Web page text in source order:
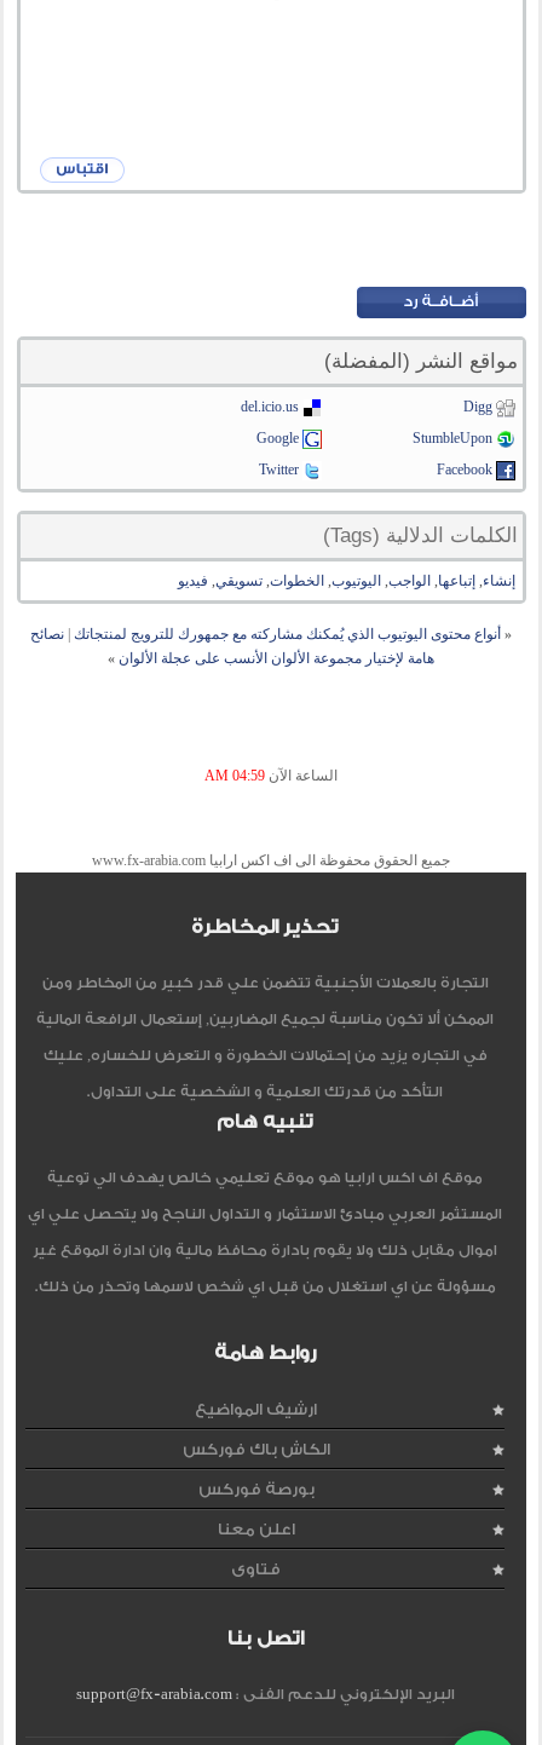
مواقع النشر (المفضلة)
Digg
del.icio.us
StumbleUpon
Google
Facebook
Twitter
الكلمات الدلالية (Tags)
إنشاء, إتباعها, الواجب, اليوتيوب, الخطوات,تسويقي, فيديو
« أنواع محتوى اليوتيوب الذي يُمكنك مشاركته مع جمهورك للترويج لمنتجاتك نصائح
هامة لإختيار مجموعة الألوان الأنسب على عجلة الألوان »
الساعة الآن 04:59 AM
جميع الحقوق محفوظة الى اف اكس ارابيا www.fx-arabia.com
تحذير المخاطرة
التجارة بالعملات الأجنبية تتضمن علي قدر كبير من المخاطر ومن
الممكن ألا تكون مناسبة لجميع المضاربين, إستعمال الرافعة المالية
في التجاره يزيد من إحتمالات الخطورة و التعرض للخساره, عليك
التأكد من قدرتك العلمية و الشخصية على التداول.
تنبيه هام
موقع اف اكس ارابيا هو موقع تعليمي خالص يهدف الي توعية
المستثمر العربي مبادئ الاستثمار و التداول الناجح ولا يتحصل علي اي
اموال مقابل ذلك ولا يقوم بادارة محافظ مالية وان ادارة الموقع غير
مسؤولة عن اي استغلال من قبل اي شخص لاسمها وتحذر من ذلك.
روابط هامة
ارشيف المواضيع
الكاش باك فوركس
بورصة فوركس
اعلن معنا
فتاوى
اتصل بنا
البريد الإلكتروني للدعم الفنى :support@fx-arabia.com